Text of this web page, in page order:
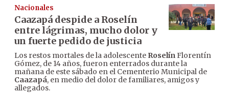
Nacionales
Caazapá despide a Roselín
entre lágrimas, mucho dolor y
un fuerte pedido de justicia
Los restos mortales de la adolescente RoselínFlorentín
Gómez, de 14 años, fueron enterrados durante la
mañana de este sábado en el Cementerio Municipal de
Caazapá, en medio del dolor de familiares, amigos y
allegados.